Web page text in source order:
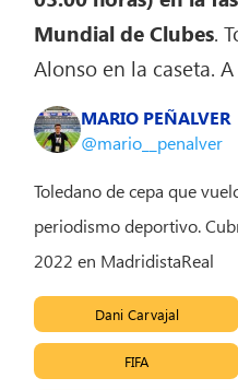
Mundial de Clubes.
Alonso en la caseta.
MARIO PEÑALVER
@mario__penalver
Toledano de cepa que
periodismo deportivo.
2022 en MadridistaReal
Dani Carvajal
FIFA